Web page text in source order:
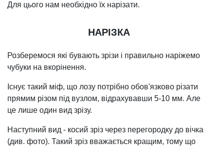
Для цього нам необхідно їх нарізати.
НАРІЗКА
Розберемося які бувають зрізи і правильно наріжемо
чубуки на вкорінення.
Існує такий міф, що лозу потрібно обов'язково різати
прямим різом під вузлом, відрахувавши 5-10 мм. Але
це лише один вид зрізу.
Наступний вид - косий зріз через перегородку до вічка
(див. фото). Такий зріз вважається кращим, тому що